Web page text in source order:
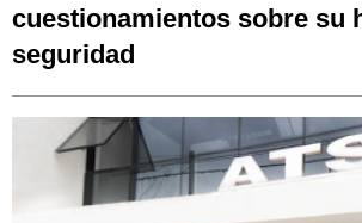
cuestionamientos sobre su
seguridad